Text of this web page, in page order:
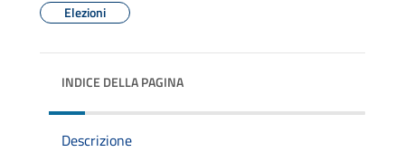
Elezioni
INDICE DELLA PAGINA
Descrizione